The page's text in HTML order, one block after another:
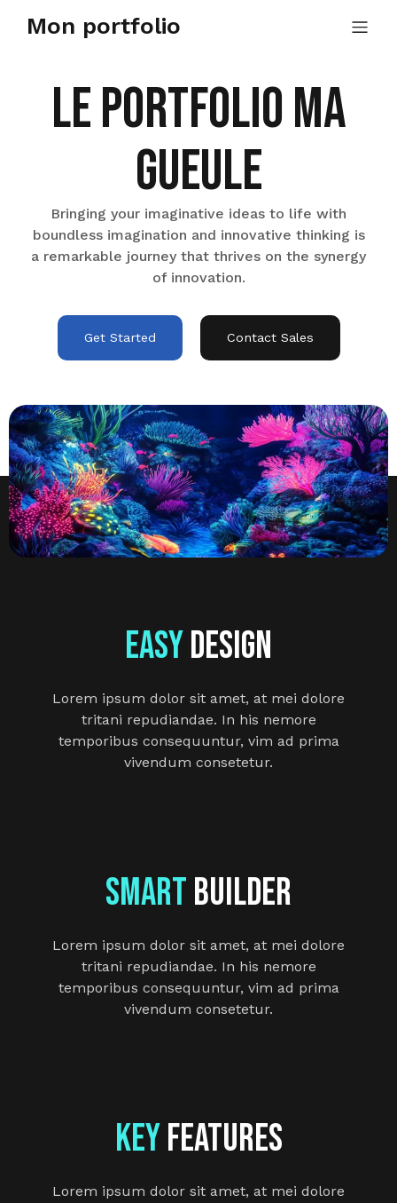
Mon portfolio
Le Portfolio ma
gueule
Bringing your imaginative ideas to life with
boundless imagination and innovative thinking is
a remarkable journey that thrives on the synergy
of innovation.
Get Started Contact Sales
EasyDesign
Lorem ipsum dolor sit amet, at mei dolore
tritani repudiandae. In his nemore
temporibus consequuntur, vim ad prima
vivendum consetetur.
SmartBuilder
Lorem ipsum dolor sit amet, at mei dolore
tritani repudiandae. In his nemore
temporibus consequuntur, vim ad prima
vivendum consetetur.
KeyFeatures
Lorem ipsum dolor sit amet, at mei dolore